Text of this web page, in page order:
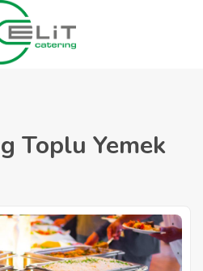
Toplu Yemek